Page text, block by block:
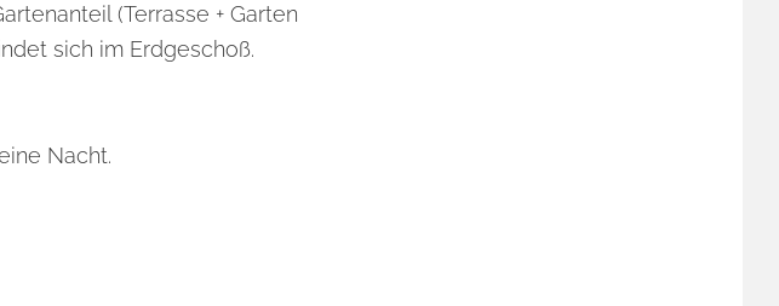
(Terrasse + Garten
sich im Erdgeschoß.
Nacht.